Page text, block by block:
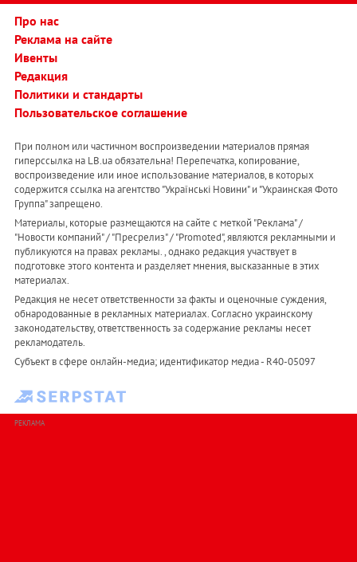
Про нас
Реклама на сайте
Ивенты
Редакция
Политики и стандарты
Пользовательское соглашение
При полном или частичном воспроизведении материалов прямая
гиперссылка на LB.ua обязательна! Перепечатка, копирование,
воспроизведение или иное использование материалов, в которых
содержится ссылка на агентство "Українськi Новини" и "Украинская Фото
Группа" запрещено.
Материалы, которые размещаются на сайте с меткой "Реклама" /
"Новости компаний" / "Пресрелиз" / "Promoted", являются рекламными и
публикуются на правах рекламы. , однако редакция участвует в
подготовке этого контента и разделяет мнения, высказанные в этих
материалах.
Редакция не несет ответственности за факты и оценочные суждения,
обнародованные в рекламных материалах. Согласно украинскому
законодательству, ответственность за содержание рекламы несет
рекламодатель.
Субъект в сфере онлайн-медиа; идентификатор медиа - R40-05097
РЕКЛАМА